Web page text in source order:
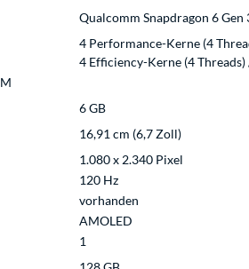
Qualcomm Snapdragon 6 Gen
4 Performance-Kerne (4
4 Efficiency-Kerne (4
6 GB
16,91 cm (6,7 Zoll)
1.080 x 2.340 Pixel
120 Hz
vorhanden
AMOLED
1